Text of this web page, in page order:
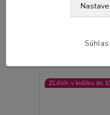
NAGU-36 1F
99,00 €/ks
ZĽAVA v košíku do